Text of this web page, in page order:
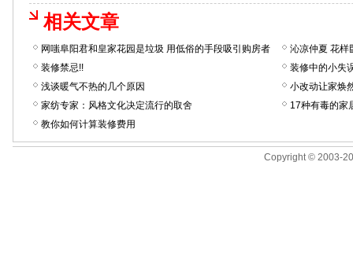
相关文章
网嗤阜阳君和皇家花园是垃圾 用低俗的手段吸引购房者
沁凉仲夏 花样
装修禁忌!!
装修中的小失
浅谈暖气不热的几个原因
小改动让家焕
家纺专家：风格文化决定流行的取舍
17种有毒的家
教你如何计算装修费用
Copyright © 2003-